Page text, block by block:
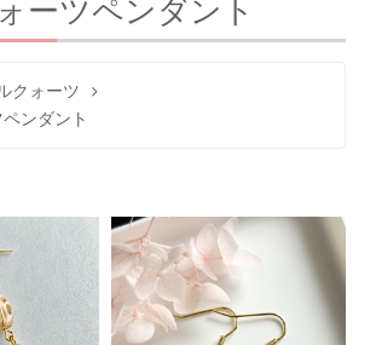
ーツペンダント
クォーツ
ンダント